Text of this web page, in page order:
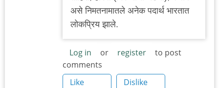
असे निमतनामातले अनेक पदार्थ भारतात
लोकप्रिय झाले.
Log in or register
to post
comments
Like
Dislike